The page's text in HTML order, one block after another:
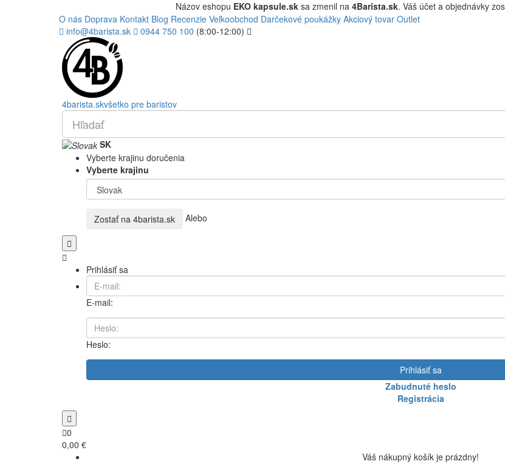
Názov eshopu EKO kapsule.sk sa zmenil na 4Barista.sk. Váš účet a objednávky
O nás Doprava Kontakt Blog Recenzie Veľkoobchod Darčekové poukážky Akciový tovar Outlet
info@4barista.sk
0944 750 100 (8:00-12:00)
4barista.skvšetko pre baristov
SK
Vyberte krajinu doručenia
Vyberte krajinu
Zostať na 4barista.sk Alebo
Prihlásiť sa
E-mail:
Heslo:
Prihlásiť sa
Zabudnuté heslo
Registrácia
0
0,00 €
Váš nákupný košík je prázdny!